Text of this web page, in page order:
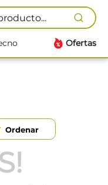
Ofertas